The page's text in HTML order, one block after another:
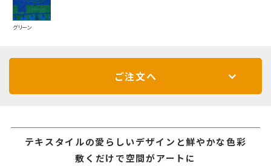
グリーン
ご注文へ
テキスタイルの愛らしいデザインと鮮やかな色彩
敷くだけで空間がアートに